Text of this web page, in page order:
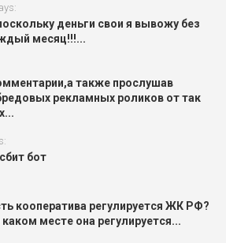
деньги свои я вывожу без
месяц!!!...
также прослушав
рекламных роликов от так
бот
кооператива регулируется ЖК РФ?
каком месте она регулируется...